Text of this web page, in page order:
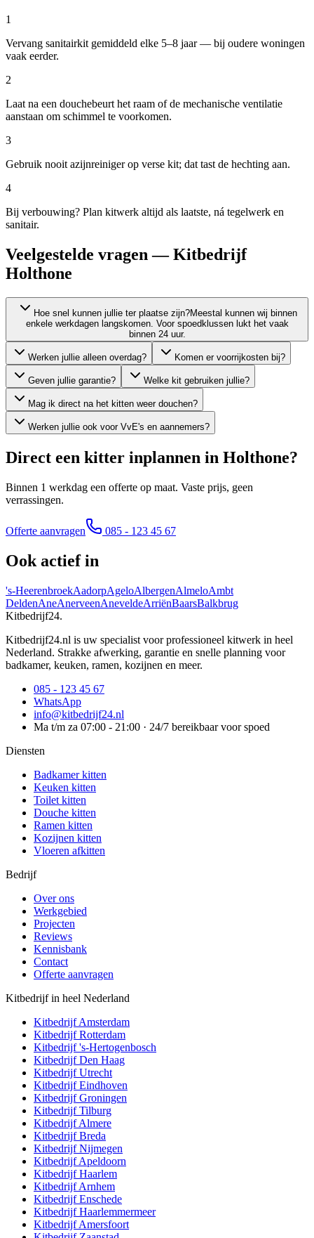
1
Vervang sanitairkit gemiddeld elke 5–8 jaar — bij oudere woningen
vaak eerder.
2
Laat na een douchebeurt het raam of de mechanische ventilatie
aanstaan om schimmel te voorkomen.
3
Gebruik nooit azijnreiniger op verse kit; dat tast de hechting aan.
4
Bij verbouwing? Plan kitwerk altijd als laatste, ná tegelwerk en
sanitair.
Veelgestelde vragen — Kitbedrijf
Holthone
Hoe snel kunnen jullie ter plaatse zijn?Meestal kunnen wij binnen
enkele werkdagen langskomen. Voor spoedklussen lukt het vaak
binnen 24 uur.
Werken jullie alleen overdag? Komen er voorrijkosten bij?
Geven jullie garantie? Welke kit gebruiken jullie?
Mag ik direct na het kitten weer douchen?
Werken jullie ook voor VvE's en aannemers?
Direct een kitter inplannen in Holthone?
Binnen 1 werkdag een offerte op maat. Vaste prijs, geen
verrassingen.
Offerte aanvragen 085 - 123 45 67
Ook actief in
's-HeerenbroekAadorpAgeloAlbergenAlmeloAmbt
DeldenAneAnerveenAneveldeArriënBaarsBalkbrug
Kitbedrijf24.
Kitbedrijf24.nl is uw specialist voor professioneel kitwerk in heel
Nederland. Strakke afwerking, garantie en snelle planning voor
badkamer, keuken, ramen, kozijnen en meer.
085 - 123 45 67
WhatsApp
info@kitbedrijf24.nl
Ma t/m za 07:00 - 21:00 · 24/7 bereikbaar voor spoed
Diensten
Badkamer kitten
Keuken kitten
Toilet kitten
Douche kitten
Ramen kitten
Kozijnen kitten
Vloeren afkitten
Bedrijf
Over ons
Werkgebied
Projecten
Reviews
Kennisbank
Contact
Offerte aanvragen
Kitbedrijf in heel Nederland
KitbedrijfAmsterdam
KitbedrijfRotterdam
Kitbedrijf's-Hertogenbosch
KitbedrijfDen Haag
KitbedrijfUtrecht
KitbedrijfEindhoven
KitbedrijfGroningen
KitbedrijfTilburg
KitbedrijfAlmere
KitbedrijfBreda
KitbedrijfNijmegen
KitbedrijfApeldoorn
KitbedrijfHaarlem
KitbedrijfArnhem
KitbedrijfEnschede
KitbedrijfHaarlemmermeer
KitbedrijfAmersfoort